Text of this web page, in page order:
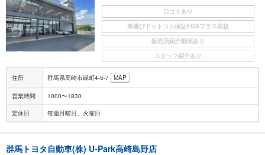
口コミあり
車選びドットコム保証EGSプラス取扱
販売店紹介動画あり
スタッフ紹介あり
住所 群馬県高崎市緑町4-5-7 MAP
営業時間 1000〜1830
定休日 毎週月曜日、火曜日
群馬トヨタ自動車(株) U-Park高崎島野店